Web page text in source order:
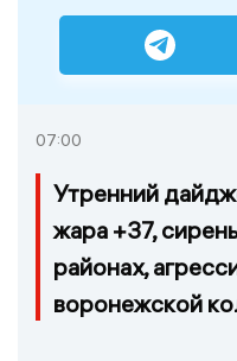
07:00
Утренний
жара +37,
районах,
воронежской